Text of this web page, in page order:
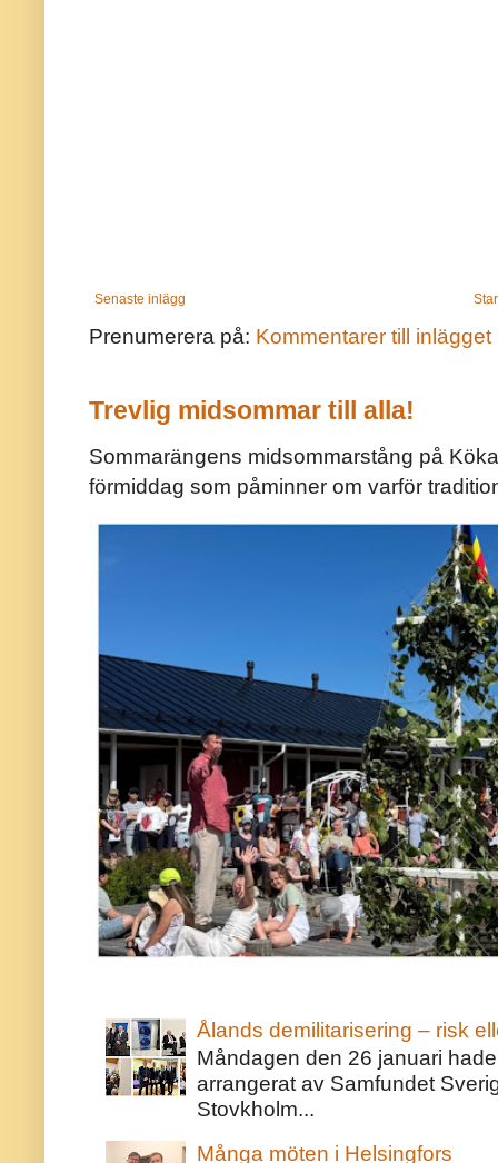
Senaste inlägg
Prenumerera på: Kommentarer till inlägget
Trevlig midsommar till alla!
Sommarängens midsommarstång på
förmiddag som påminner om varför
Ålands demilitarisering – risk
Måndagen den 26 januari
arrangerat av Samfundet
Stovkholm...
Många möten i Helsingfors